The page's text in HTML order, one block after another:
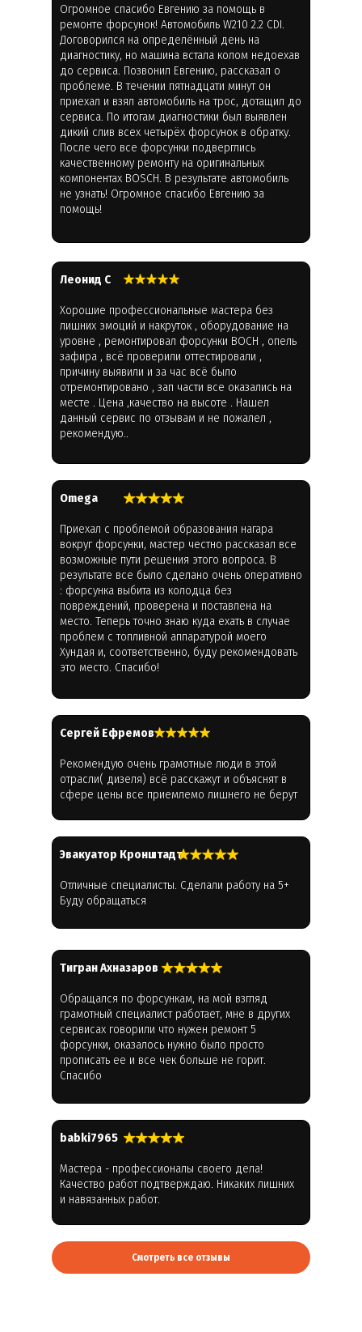
Огромное спасибо Евгению за помощь в
ремонте форсунок! Автомобиль W210 2.2 CDI.
Договорился на определённый день на
диагностику, но машина встала колом недоехав
до сервиса. Позвонил Евгению, рассказал о
проблеме. В течении пятнадцати минут он
приехал и взял автомобиль на трос, дотащил до
сервиса. По итогам диагностики был выявлен
дикий слив всех четырёх форсунок в обратку.
После чего все форсунки подверглись
качественному ремонту на оригинальных
компонентах BOSCH. В результате автомобиль
не узнать! Огромное спасибо Евгению за
помощь!
Леонид С
Хорошие профессиональные мастера без
лишних эмоций и накруток , оборудование на
уровне , ремонтировал форсунки BOCH , опель
зафира , всё проверили оттестировали ,
причину выявили и за час всё было
отремонтировано , зап части все оказались на
месте . Цена ,качество на высоте . Нашел
данный сервис по отзывам и не пожалел ,
рекомендую..
Omega
Приехал с проблемой образования нагара
вокруг форсунки, мастер честно рассказал все
возможные пути решения этого вопроса. В
результате все было сделано очень оперативно
: форсунка выбита из колодца без
повреждений, проверена и поставлена на
место. Теперь точно знаю куда ехать в случае
проблем с топливной аппаратурой моего
Хундая и, соответственно, буду рекомендовать
это место. Спасибо!
Cергей Ефремов
Рекомендую очень грамотные люди в этой
отрасли( дизеля) всё расскажут и объяснят в
сфере цены все приемлемо лишнего не берут
Эвакуатор Кронштадт
Отличные специалисты. Сделали работу на 5+
Буду обращаться
Тигран Ахназаров
Обращался по форсункам, на мой взгляд
грамотный специалист работает, мне в других
сервисах говорили что нужен ремонт 5
форсунки, оказалось нужно было просто
прописать ее и все чек больше не горит.
Спасибо
babki7965
Мастера - профессионалы своего дела!
Качество работ подтверждаю. Никаких лишних
и навязанных работ.
Смотреть все отзывы